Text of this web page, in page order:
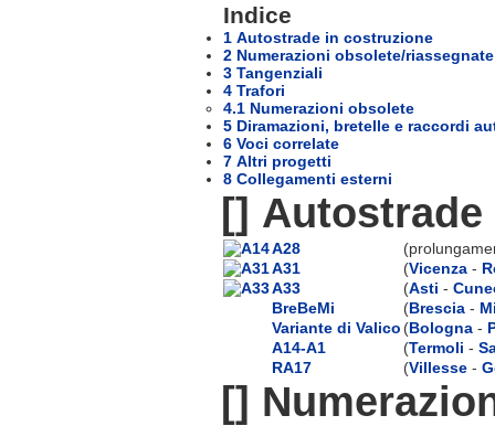
Indice
1 Autostrade in costruzione
2 Numerazioni obsolete/riassegnate
3 Tangenziali
4 Trafori
4.1 Numerazioni obsolete
5 Diramazioni, bretelle e raccordi
6 Voci correlate
7 Altri progetti
8 Collegamenti esterni
[]
A28
A31
(Vicenza -
A33
(Asti -
BreBeMi
(Brescia -
Variante di Valico (Bologna -
A14-A1
(Termoli -
RA17
(Villesse -
[]